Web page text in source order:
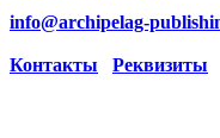
info@archipelag-
Контакты Реквизиты